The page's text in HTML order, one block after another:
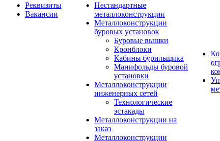
Реквизиты
Вакансии
Нестандартные
металлоконструкции
Металлоконструкции
буровых установок
Буровые вышки
Кронблоки
Кабины бурильщика
Манифольды буровой
установки
Металлоконструкции
инженерных сетей
Технологические
эстакады
Металлоконструкции на
заказ
Металлоконструкции